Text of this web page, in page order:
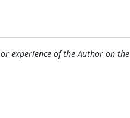
experience of the Author on the